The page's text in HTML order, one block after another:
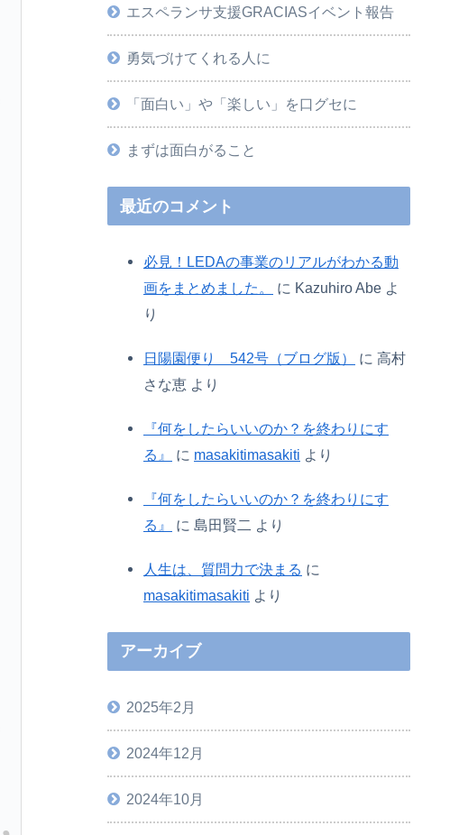
エスペランサ支援GRACIASイベント報告
勇気づけてくれる人に
「面白い」や「楽しい」を口グセに
まずは面白がること
最近のコメント
必見！LEDAの事業のリアルがわかる動
画をまとめました。
に Kazuhiro Abe よ
り
日陽園便り 542号（ブログ版） に 高村
さな恵 より
『何をしたらいいのか？を終わりにす
る』
に masakitimasakiti より
『何をしたらいいのか？を終わりにす
る』
に 島田賢二 より
人生は、質問力で決まる に
masakitimasakiti より
アーカイブ
2025年2月
2024年12月
2024年10月